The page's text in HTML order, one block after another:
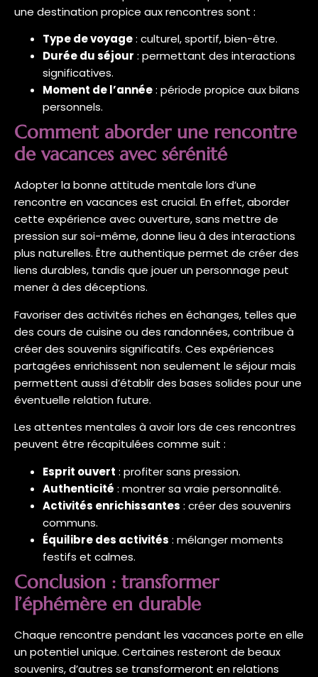
une destination propice aux rencontres sont :
Type de voyage: culturel, sportif, bien-être.
Durée du séjour : permettant des interactions
significatives.
Moment de l’année: période propice aux bilans
personnels.
Comment aborder une rencontre
de vacances avec sérénité
Adopter la bonne attitude mentale lors d’une
rencontre en vacances est crucial. En effet, aborder
cette expérience avec ouverture, sans mettre de
pression sur soi-même, donne lieu à des interactions
plus naturelles. Être authentique permet de créer des
liens durables, tandis que jouer un personnage peut
mener à des déceptions.
Favoriser des activités riches en échanges, telles que
des cours de cuisine ou des randonnées, contribue à
créer des souvenirs significatifs. Ces expériences
partagées enrichissent non seulement le séjour mais
permettent aussi d’établir des bases solides pour une
éventuelle relation future.
Les attentes mentales à avoir lors de ces rencontres
peuvent être récapitulées comme suit :
Esprit ouvert : profiter sans pression.
Authenticité : montrer sa vraie personnalité.
Activités enrichissantes : créer des souvenirs
communs.
Équilibre des activités : mélanger moments
festifs et calmes.
Conclusion : transformer
l’éphémère en durable
Chaque rencontre pendant les vacances porte en elle
un potentiel unique. Certaines resteront de beaux
souvenirs, d’autres se transformeront en relations